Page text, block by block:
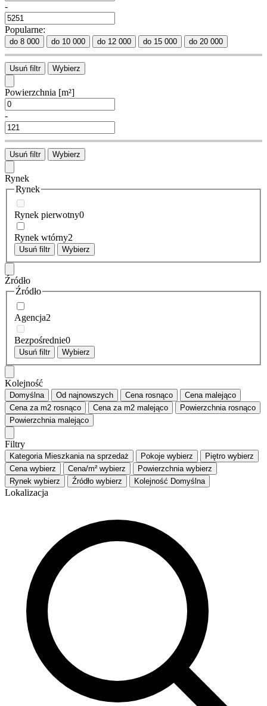
-
Popularne:
do 8 000 do 10 000 do 12 000 do 15 000 do 20 000
Usuń filtr Wybierz
Powierzchnia [m²]
-
Usuń filtr Wybierz
Rynek
Rynek
Rynek pierwotny0
Rynek wtórny2
Usuń filtr Wybierz
Źródło
Źródło
Agencja2
Bezpośrednie0
Usuń filtr Wybierz
Kolejność
Domyślna Od najnowszych Cena rosnąco Cena malejąco
Cena za m2 rosnąco Cena za m2 malejąco Powierzchnia rosnąco
Powierzchnia malejąco
Filtry
Kategoria Mieszkania na sprzedaż Pokoje wybierz Piętro wybierz
Cena wybierz Cena/m² wybierz Powierzchnia wybierz
Rynek wybierz Źródło wybierz Kolejność Domyślna
Lokalizacja